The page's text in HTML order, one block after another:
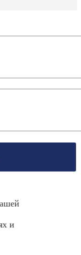
и